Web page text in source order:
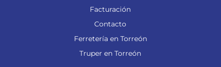
Facturación
Contacto
Ferretería en Torreón
Truper en Torreón